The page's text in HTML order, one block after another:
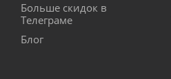
Больше скидок в
Телеграме
Блог